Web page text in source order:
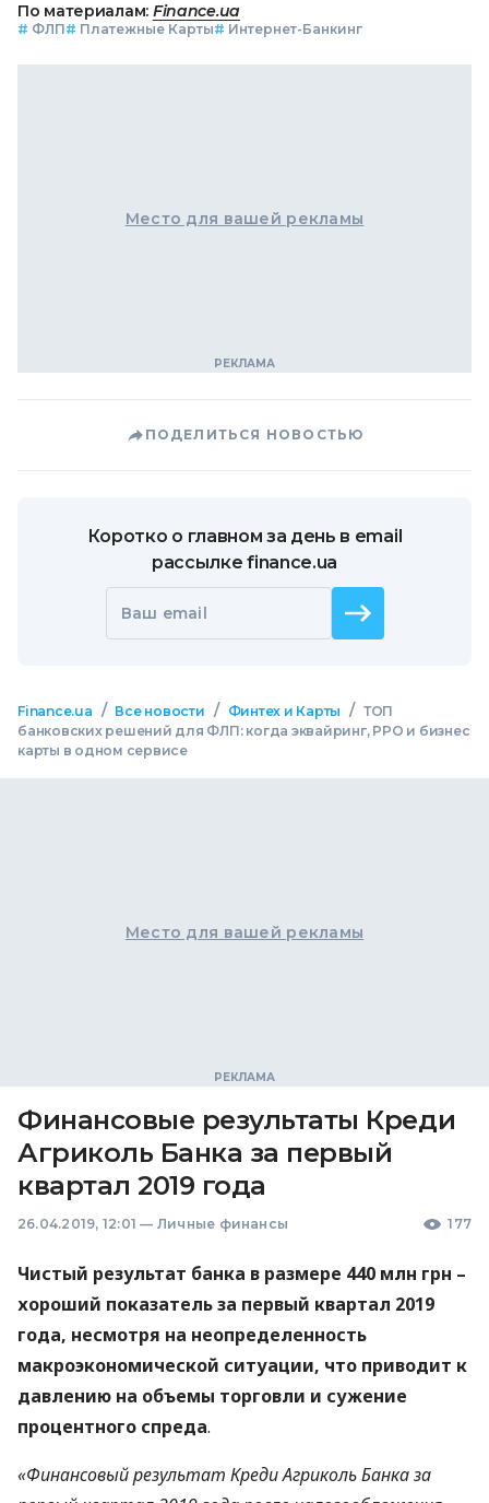
По материалам: Finance.ua
# ФЛП# Платежные Карты# Интернет-Банкинг
Место для вашей рекламы
ПОДЕЛИТЬСЯ НОВОСТЬЮ
Коротко о главном за день в email
рассылке finance.ua
Ваш email
Finance.ua / Все новости / Финтех и Карты / ТОП
банковских решений для ФЛП: когда эквайринг, РРО и бизнес
карты в одном сервисе
Место для вашей рекламы
Финансовые результаты Креди
Агриколь Банка за первый
квартал 2019 года
26.04.2019, 12:01 — Личные финансы 177
Чистый результат банка в размере 440 млн грн –
хороший показатель за первый квартал 2019
года, несмотря на неопределенность
макроэкономической ситуации, что приводит к
давлению на объемы торговли и сужение
процентного спреда.
«Финансовый результат Креди Агриколь Банка за